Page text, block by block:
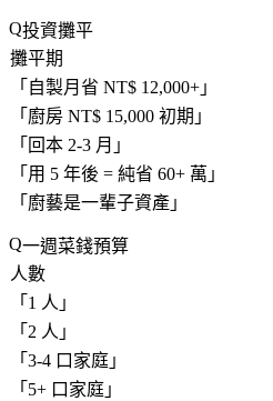
投資攤平
攤平期
「 自製月省 NT$ 12,000+ 」
「 廚房 NT$ 15,000 初期 」
「 回本 2-3 月 」
「 用 5 年後 = 純省 60+ 萬 」
「 廚藝是一輩子資產 」
一週菜錢預算
人數
「 1 人 」
「 2 人 」
「 3-4 口家庭 」
「 5+ 口家庭 」